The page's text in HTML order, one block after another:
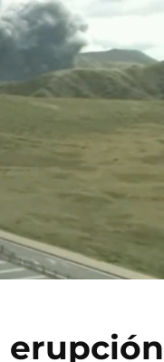
erupción